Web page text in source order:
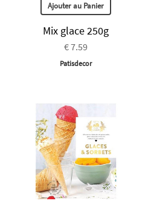
Ajouter au Panier
Mix glace 250g
€ 7.59
Patisdecor